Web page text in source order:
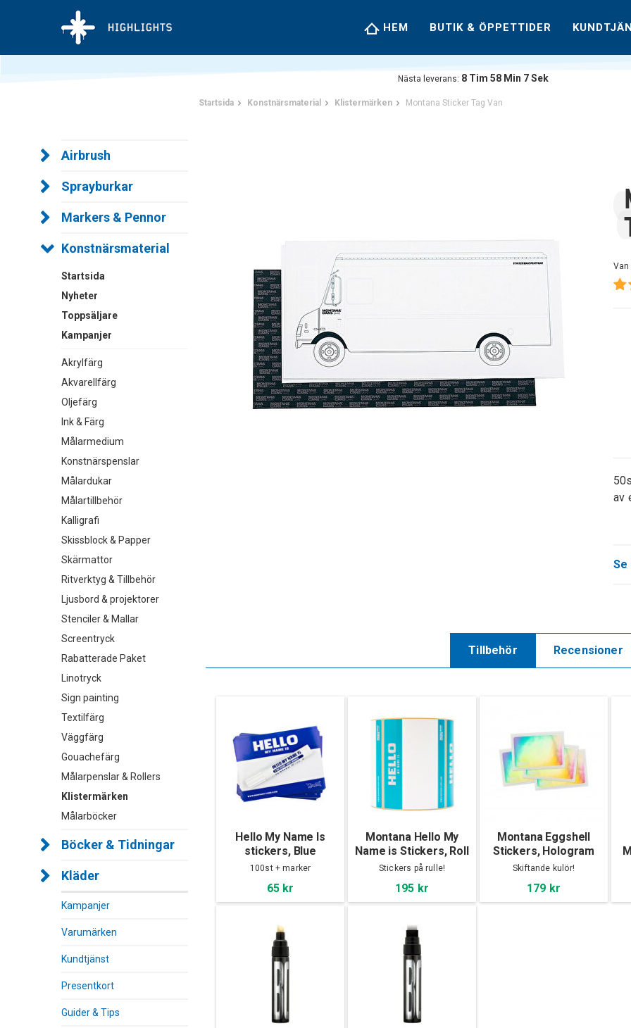
HEM BUTIK & ÖPPETTIDER
Nästa leverans: 8 Tim 58 Min 6Sek
Airbrush
Sprayburkar
Markers & Pennor
Konstnärsmaterial
Startsida
Nyheter
Toppsäljare
Kampanjer
Akrylfärg
Akvarellfärg
Oljefärg
Ink & Färg
Målarmedium
Konstnärspenslar
Målardukar
Målartillbehör
Kalligrafi
Skissblock & Papper
Skärmattor
Ritverktyg & Tillbehör
Ljusbord & projektorer
Stenciler & Mallar
Screentryck
Rabatterade Paket
Linotryck
Sign painting
Textilfärg
Väggfärg
Gouachefärg
Målarpenslar & Rollers
Klistermärken
Målarböcker
Böcker & Tidningar
Kläder
Kampanjer
Varumärken
Kundtjänst
Presentkort
Guider & Tips
Startsida Konstnärsmaterial Klistermärken Montana Sticker Tag Van
av
Se
Tillbehör Recensioner
Hello My Name Is
stickers, Blue
100st + marker
65 kr
Montana Hello My
Name is Stickers, Roll
Stickers på rulle!
195 kr
Montana Eggshell
Stickers, Hologram
Skiftande kulör!
179 kr